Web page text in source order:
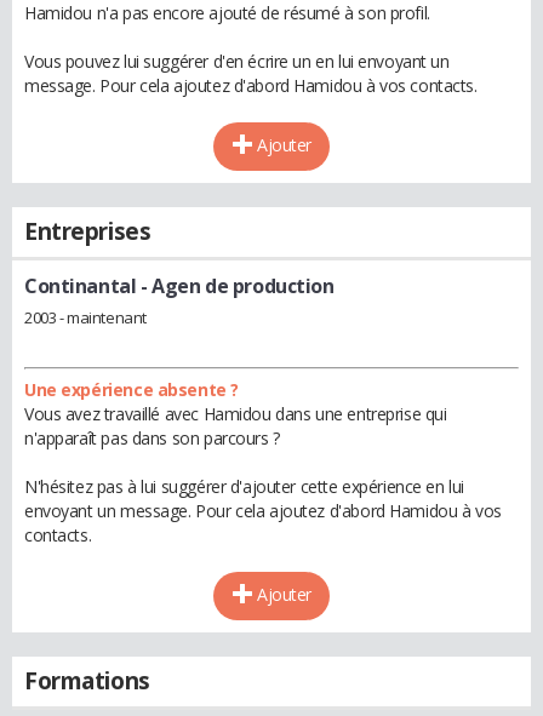
Hamidou n'a pas encore ajouté de résumé à son profil.
Vous pouvez lui suggérer d'en écrire un en lui envoyant un
message. Pour cela ajoutez d'abord Hamidou à vos contacts.
Ajouter
Entreprises
Continantal - Agen de production
2003 - maintenant
Une expérience absente ?
Vous avez travaillé avec Hamidou dans une entreprise qui
n'apparaît pas dans son parcours ?
N'hésitez pas à lui suggérer d'ajouter cette expérience en lui
envoyant un message. Pour cela ajoutez d'abord Hamidou à vos
contacts.
Ajouter
Formations